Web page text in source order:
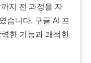
지 전 과정을 자
습니다. 구글 AI 프
한 기능과 쾌적한